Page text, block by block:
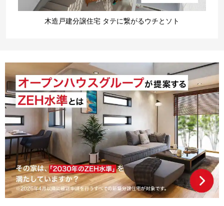
木造戸建分譲住宅 タテに繋がるウチとソト